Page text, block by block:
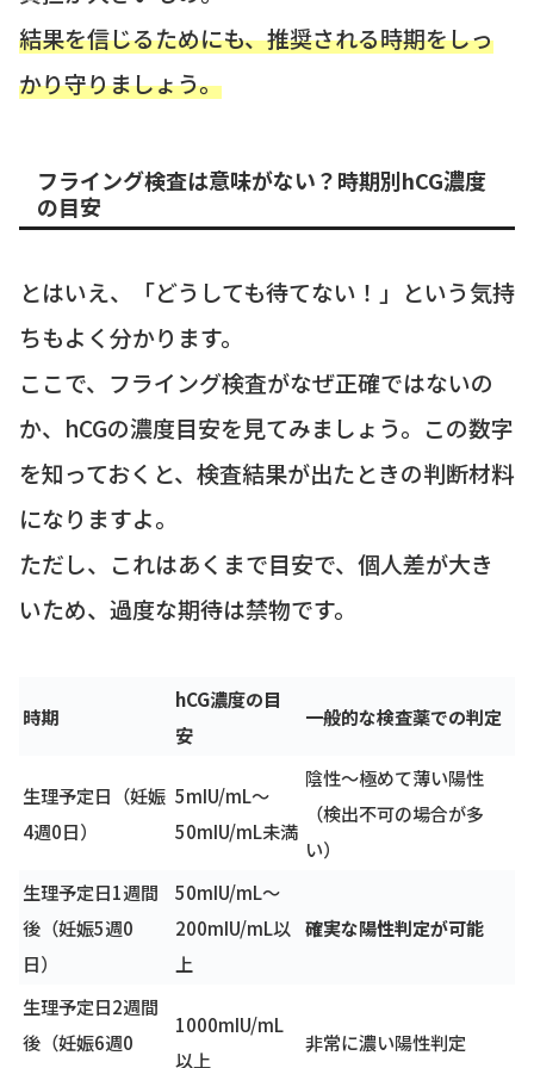
結果を信じるためにも、推奨される時期をしっ
かり守りましょう。
フライング検査は意味がない？時期別hCG濃度
の目安
とはいえ、「どうしても待てない！」という気持
ちもよく分かります。
ここで、フライング検査がなぜ正確ではないの
か、hCGの濃度目安を見てみましょう。この数字
を知っておくと、検査結果が出たときの判断材料
になりますよ。
ただし、これはあくまで目安で、個人差が大き
いため、過度な期待は禁物です。
時期
hCG濃度の目
安
一般的な検査薬での判定
生理予定日（妊娠
4週0日）
5mIU/mL～
50mIU/mL未満
陰性〜極めて薄い陽性
（検出不可の場合が多
い）
生理予定日1週間
後（妊娠5週0
日）
50mIU/mL～
200mIU/mL以
上
確実な陽性判定が可能
生理予定日2週間
後（妊娠6週0
1000mIU/mL
以上
非常に濃い陽性判定